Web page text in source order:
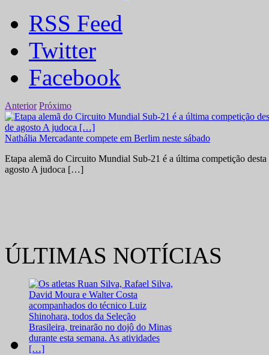
RSS Feed
Twitter
Facebook
Anterior Próximo
Nathália Mercadante compete em Berlim neste sábado
Etapa alemã do Circuito Mundial Sub-21 é a última competição
agosto A judoca […]
ÚLTIMAS NOTÍCIAS